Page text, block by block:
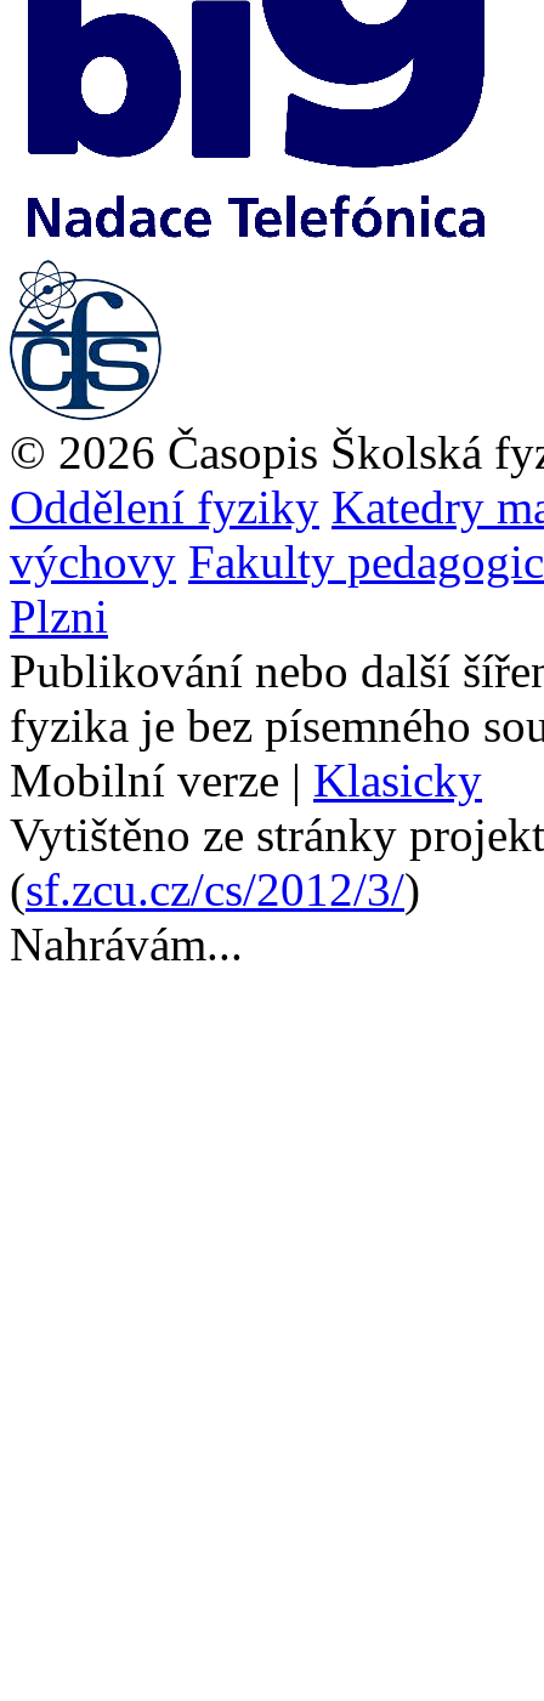
© 2026 Časopis Školská
Oddělení fyziky Katedry
výchovy Fakulty
Plzni
Publikování nebo další
fyzika je bez písemného
Mobilní verze | Klasicky
Vytištěno ze stránky
(sf.zcu.cz/cs/2012/3/)
Nahrávám...